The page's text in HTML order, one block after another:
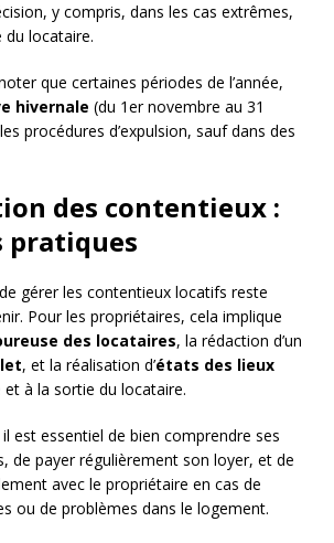
y compris, dans les cas extrêmes,
du locataire.
que certaines périodes de l’année,
hivernale (du 1er novembre au 31
procédures d’expulsion, sauf dans des
des contentieux :
pratiques
gérer les contentieux locatifs reste
Pour les propriétaires, cela implique
des locataires, la rédaction d’un
, et la réalisation d’états des lieux
et à la sortie du locataire.
est essentiel de bien comprendre ses
de payer régulièrement son loyer, et de
avec le propriétaire en cas de
ou de problèmes dans le logement.